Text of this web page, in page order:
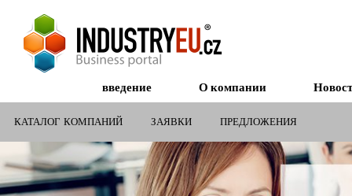
введение О компании
КАТАЛОГ КОМПАНИЙ ЗАЯВКИ ПРЕДЛОЖЕНИЯ
СУБСИДИИ ДЛЯ КОМПАНИЙ